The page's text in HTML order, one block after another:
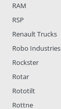
RAM
RSP
Renault Trucks
Robo Industries
Rockster
Rotar
Rototilt
Rottne